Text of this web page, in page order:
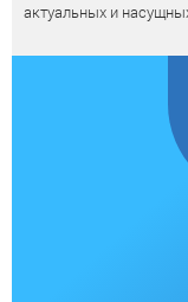
актуальных и